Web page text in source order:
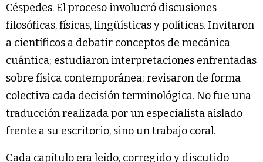
Céspedes. El proceso involucró discusiones
filosóficas, físicas, lingüísticas y políticas. Invitaron
a científicos a debatir conceptos de mecánica
cuántica; estudiaron interpretaciones enfrentadas
sobre física contemporánea; revisaron de forma
colectiva cada decisión terminológica. No fue una
traducción realizada por un especialista aislado
frente a su escritorio, sino un trabajo coral.
Cada capítulo era leído, corregido y discutido